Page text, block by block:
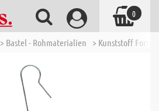
> Bastel - Rohmaterialien > Kunststoff
0